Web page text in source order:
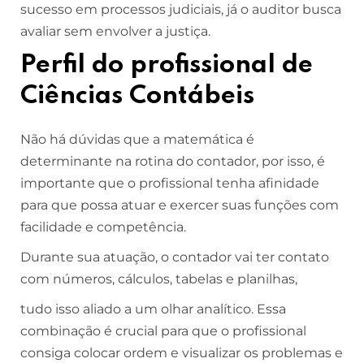
sucesso em processos judiciais, já o auditor busca
avaliar sem envolver a justiça.
Perfil do profissional de
Ciências Contábeis
Não há dúvidas que a matemática é
determinante na rotina do contador, por isso, é
importante que o profissional tenha afinidade
para que possa atuar e exercer suas funções com
facilidade e competência.
Durante sua atuação, o contador vai ter contato
com números, cálculos, tabelas e planilhas,
tudo isso aliado a um olhar analítico. Essa
combinação é crucial para que o profissional
consiga colocar ordem e visualizar os problemas e